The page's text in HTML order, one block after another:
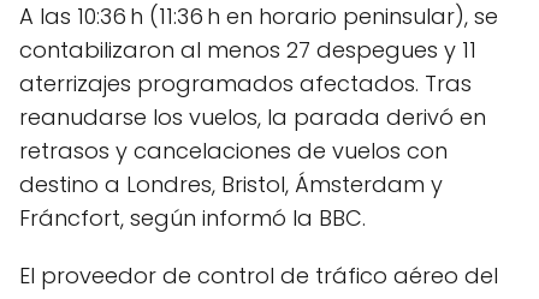
A las 10:36 h (11:36 h en horario peninsular), se
contabilizaron al menos 27 despegues y 11
aterrizajes programados afectados. Tras
reanudarse los vuelos, la parada derivó en
retrasos y cancelaciones de vuelos con
destino a Londres, Bristol, Ámsterdam y
Fráncfort, según informó la BBC.
El proveedor de control de tráfico aéreo del